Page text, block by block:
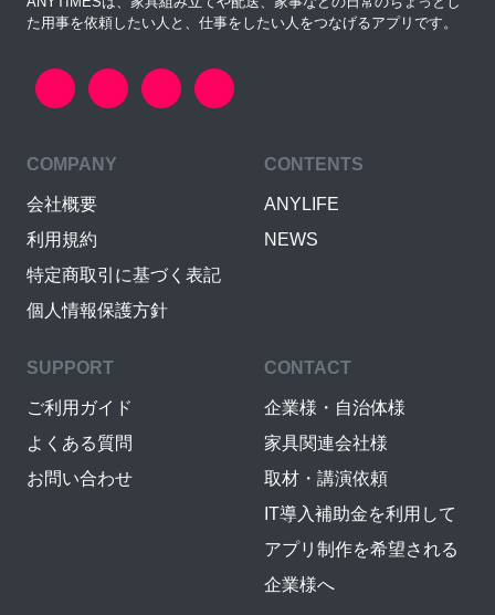
た用事を依頼したい人と、仕事をしたい人をつなげるアプリです。
COMPANY
会社概要
利用規約
特定商取引に基づく表記
個人情報保護方針
CONTENTS
ANYLIFE
NEWS
SUPPORT
ご利用ガイド
よくある質問
お問い合わせ
CONTACT
企業様・自治体様
家具関連会社様
取材・講演依頼
IT導入補助金を利用して
アプリ制作を希望される
企業様へ